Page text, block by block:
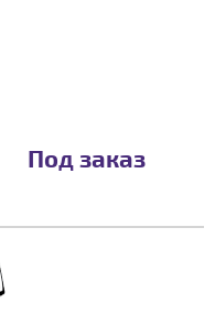
Под заказ